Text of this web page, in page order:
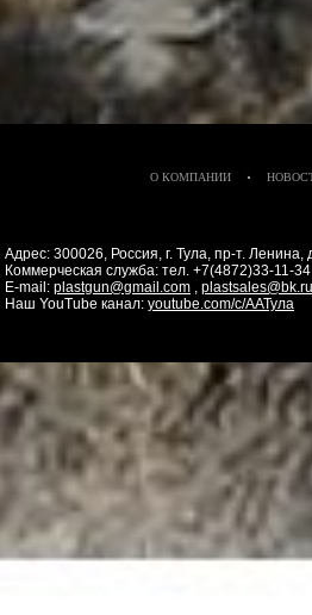
О КОМПАНИИ
Адрес: 300026, Россия, г. Тула, пр-т.
Коммерческая служба: тел. +7(4872)33-
E-mail: plastgun@gmail.com , plastsales@bk.ru
Наш YouTube канал: youtube.com/c/ААТула